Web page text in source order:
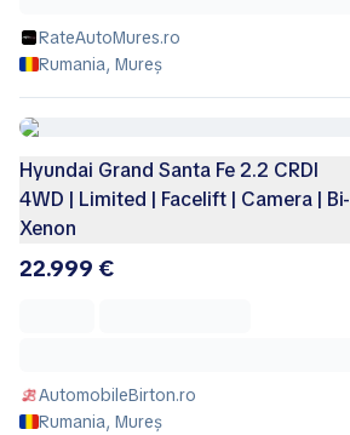
RateAutoMures.ro
Rumania, Mureș
Hyundai Grand Santa Fe 2.2 CRDI
4WD | Limited | Facelift | Camera | Bi-
Xenon
22.999 €
AutomobileBirton.ro
Rumania, Mureș